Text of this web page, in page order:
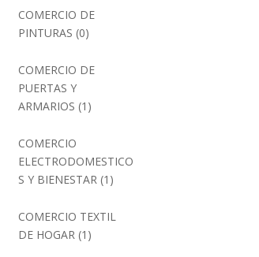
COMERCIO DE
PINTURAS (0)
COMERCIO DE
PUERTAS Y
ARMARIOS (1)
COMERCIO
ELECTRODOMESTICO
S Y BIENESTAR (1)
COMERCIO TEXTIL
DE HOGAR (1)